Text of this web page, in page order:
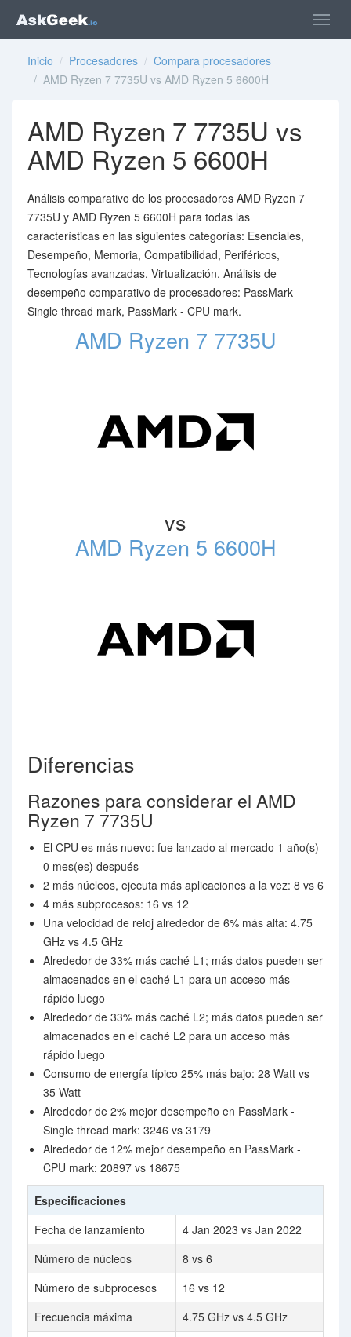
Inicio / Procesadores / Compara procesadores
/ AMD Ryzen 7 7735U vs AMD Ryzen 5 6600H
AMD Ryzen 7 7735U vs
AMD Ryzen 5 6600H
Análisis comparativo de los procesadores AMD Ryzen 7
7735U y AMD Ryzen 5 6600H para todas las
características en las siguientes categorías: Esenciales,
Desempeño, Memoria, Compatibilidad, Periféricos,
Tecnologías avanzadas, Virtualización. Análisis de
desempeño comparativo de procesadores: PassMark -
Single thread mark, PassMark - CPU mark.
AMD Ryzen 7 7735U
vs
AMD Ryzen 5 6600H
Diferencias
Razones para considerar el AMD
Ryzen 7 7735U
El CPU es más nuevo: fue lanzado al mercado 1 año(s)
0 mes(es) después
2 más núcleos, ejecuta más aplicaciones a la vez: 8 vs 6
4 más subprocesos: 16 vs 12
Una velocidad de reloj alrededor de 6% más alta: 4.75
GHz vs 4.5 GHz
Alrededor de 33% más caché L1; más datos pueden ser
almacenados en el caché L1 para un acceso más
rápido luego
Alrededor de 33% más caché L2; más datos pueden ser
almacenados en el caché L2 para un acceso más
rápido luego
Consumo de energía típico 25% más bajo: 28 Watt vs
35 Watt
Alrededor de 2% mejor desempeño en PassMark -
Single thread mark: 3246 vs 3179
Alrededor de 12% mejor desempeño en PassMark -
CPU mark: 20897 vs 18675
Especificaciones
Fecha de lanzamiento
4 Jan 2023 vs Jan 2022
Número de núcleos
8 vs 6
Número de subprocesos
16 vs 12
Frecuencia máxima
4.75 GHz vs 4.5 GHz